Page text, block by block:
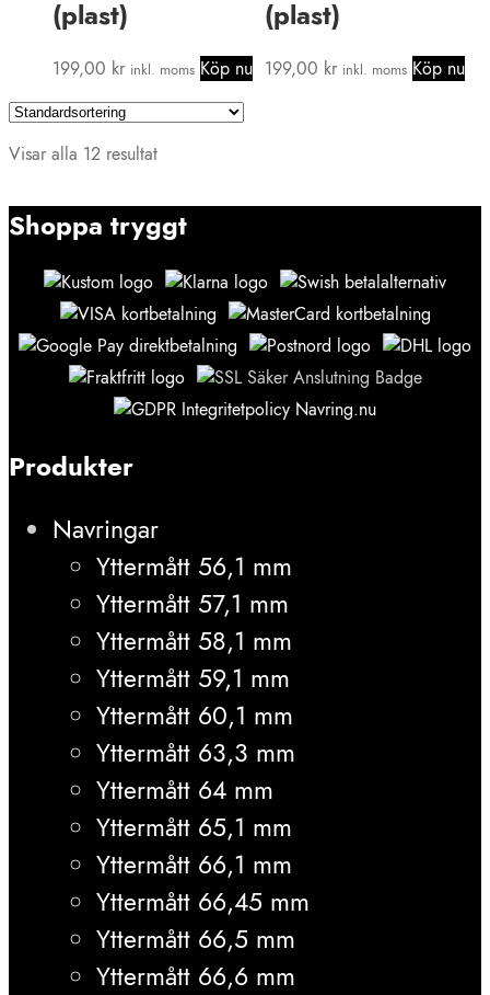
(plast)
199,00 kr inkl. moms Köp nu
(plast)
199,00 kr inkl. moms Köp nu
Visar alla 12 resultat
Shoppa tryggt
Produkter
Navringar
Yttermått 56,1 mm
Yttermått 57,1 mm
Yttermått 58,1 mm
Yttermått 59,1 mm
Yttermått 60,1 mm
Yttermått 63,3 mm
Yttermått 64 mm
Yttermått 65,1 mm
Yttermått 66,1 mm
Yttermått 66,45 mm
Yttermått 66,5 mm
Yttermått 66,6 mm